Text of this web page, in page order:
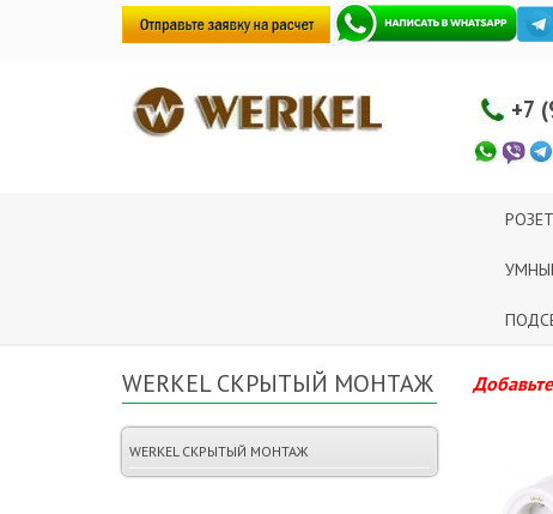
+7
WERKEL СКРЫТЫЙ МОНТАЖ
WERKEL СКРЫТЫЙ МОНТАЖ